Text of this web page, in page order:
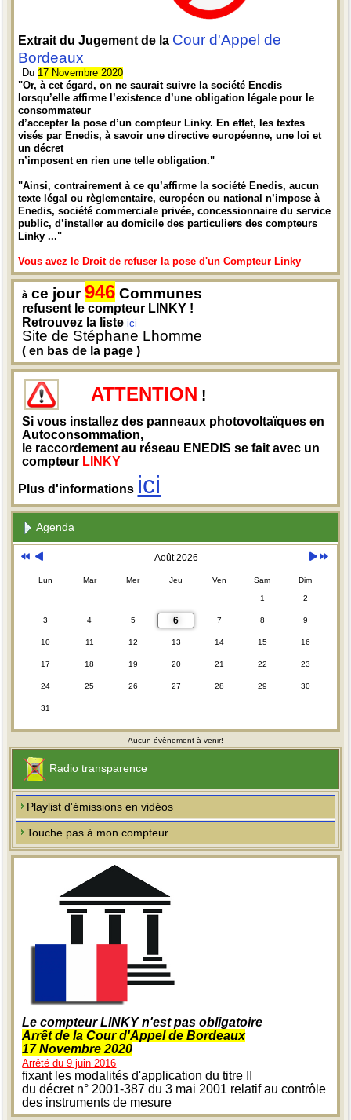
Extrait du Jugement de la Cour d'Appel de
Bordeaux
Du 17 Novembre 2020
"Or, à cet égard, on ne saurait suivre la société Enedis
lorsqu’elle affirme l’existence d’une obligation légale pour le
consommateur
d’accepter la pose d’un compteur Linky. En effet, les textes
visés par Enedis, à savoir une directive européenne, une loi et
un décret
n’imposent en rien une telle obligation."
"Ainsi, contrairement à ce qu’affirme la société Enedis, aucun
texte légal ou règlementaire, européen ou national n’impose à
Enedis, société commerciale privée, concessionnaire du service
public, d’installer au domicile des particuliers des compteurs
Linky ..."
Vous avez le Droit de refuser la pose d'un Compteur Linky
à ce jour946 Communes
refusent le compteur LINKY !
Retrouvez la listeici
Site de Stéphane Lhomme
( en bas de la page )
ATTENTION !
Si vous installez des panneaux photovoltaïques en
Autoconsommation,
le raccordement au réseau ENEDIS se fait avec un
compteur LINKY
Plus d'informations ici
Agenda
Août 2026
Lun Mar Mer Jeu Ven Sam Dim
1 2
3 4 5 6 7 8 9
10 11 12 13 14 15 16
17 18 19 20 21 22 23
24 25 26 27 28 29 30
31
Aucun évènement à venir!
Radio transparence
Playlist d'émissions en vidéos
Touche pas à mon compteur
Le compteur LINKY n'est pas obligatoire
Arrêt de la Cour d'Appel de Bordeaux
17 Novembre 2020
Arrêté du 9 juin 2016
fixant les modalités d'application du titre II
du décret n° 2001-387 du 3 mai 2001 relatif au contrôle
des instruments de mesure